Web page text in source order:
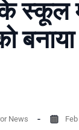
स्कूल में
News